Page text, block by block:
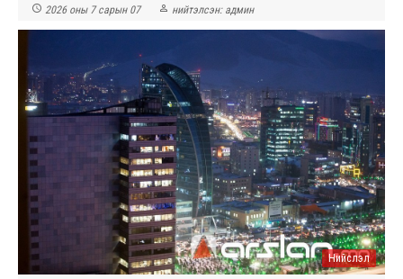
 2026 оны 7 сарын 07  нийтэлсэн: админ
Нийслэл